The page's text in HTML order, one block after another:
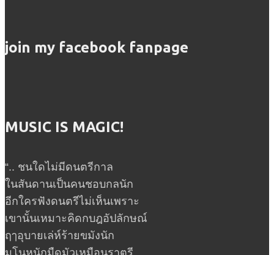
join my facebook fanpage
MUSIC IS MAGIC!
“.. ชนใดไม่มีดนตรีกาล
ในสันดานเป็นคนชอบกลนัก
อีกใครฟังดนตรีไม่เห็นเพราะ
เขานั้นเหมาะคิดกบฎอัปลักษณ์
ฤๅอุบายเล่ห์ร้ายขมังนัก
มโนหนักมืดมัวเหมือนราตรี